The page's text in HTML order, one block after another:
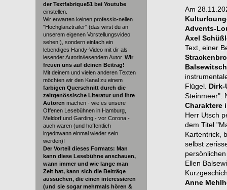
der Textfabrique51 bei Youtube
einstellen.
Wir erwarten keinen professio-nellen
"Hochglanztrailer" (das wirst du an
unserem eigenen Vorstellungsvideo
sehen!), sondern einfach ein
lebendiges Handy-Video mit dir als
lesender Autorin/lesendem Autor. Wir
freuen uns auf deinen Beitrag!
Mit deinem und vielen anderen Texten
möchten wir den Kanal zu einem
farbigen Querschnitt durch die
zeitgenössische Literatur und ihre
Autoren machen - wie es unsere
Offenen Lesebühnen in Hamburg,
Meldorf und Garding - vor Corona -
auch waren (und hoffentlich
irgednwann einmal wieder sein
werden)!
Der Vorteil dieses Formats: Man
kann diese Lesebühne anschauen,
wann immer und wie lange man
Zeit hat, kann sich die Beiträge
aussuchen, die einen interessieren
(und sie sogar mehrmals hören &
Am
Advents-
Axel
Text, einer
Flügel. Dirk-
Steinmeer".
Charaktere
Herr Utsch
dem Titel
Kartentrick,
selbst
Ellen
Anne